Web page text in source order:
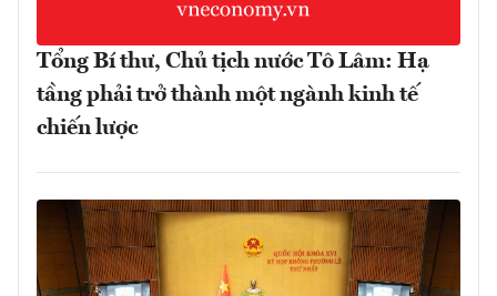
Tổng Bí thư, Chủ tịch nước Tô Lâm: Hạ
tầng phải trở thành một ngành kinh tế
chiến lược